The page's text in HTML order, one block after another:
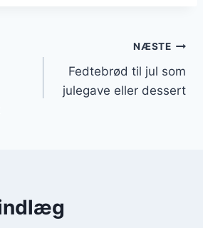
NÆSTE
Fedtebrød til jul som
julegave eller dessert